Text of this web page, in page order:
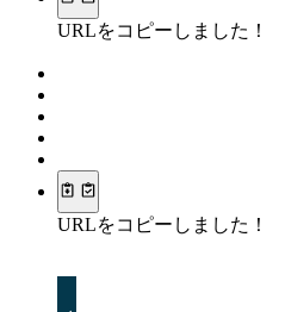
URLをコピーしました！
URLをコピーしました！